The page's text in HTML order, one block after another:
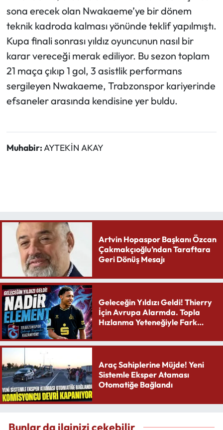
sona erecek olan Nwakaeme’ye bir dönem
teknik kadroda kalması yönünde teklif yapılmıştı.
Kupa finali sonrası yıldız oyuncunun nasıl bir
karar vereceği merak ediliyor. Bu sezon toplam
21 maça çıkıp 1 gol, 3 asistlik performans
sergileyen Nwakaeme, Trabzonspor kariyerinde
efsaneler arasında kendisine yer buldu.
Muhabir:AYTEKİN AKAY
Artvin Hopaspor Başkanı Özcan
Çakmakçıoğlu’ndan Taraftara
Geri Dönüş Mesajı
Geleceğin Yıldızı Geldi! Thierry
İçin Avrupa Alarmda. Topla
Hızlanma Yeteneğiyle Fark
Araç Sahiplerine Müjde! Yeni
Sistemle Eksper Ataması
Otomatiğe Bağlandı
Bunlar da ilginizi çekebilir